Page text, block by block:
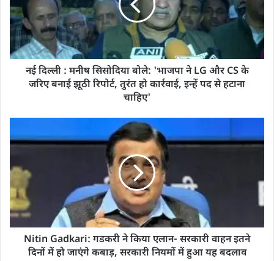
नई दिल्ली : मनीष सिसोदिया बोले: 'भाजपा ने LG और CS के
जरिए बनाई झूठी रिपोर्ट, तुरंत हो कार्रवाई, इन्हें पद से हटाना
चाहिए'
Nitin Gadkari: गडकरी ने किया एलान- सरकारी वाहन इतने
दिनों में हो जाएंगे कबाड़, सरकारी नियमों में हुआ यह बदलाव